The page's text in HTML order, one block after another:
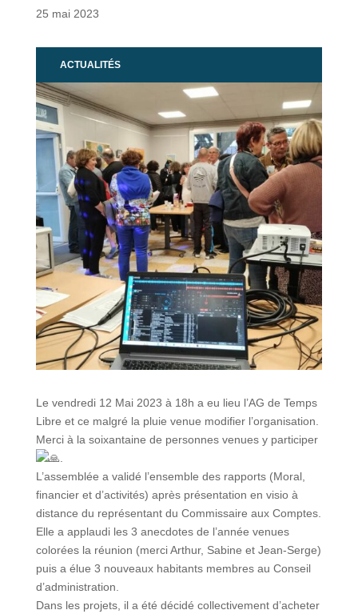
25 mai 2023
ACTUALITÉS
Le vendredi 12 Mai 2023 à 18h a eu lieu l’AG de Temps
Libre et ce malgré la pluie venue modifier l’organisation.
Merci à la soixantaine de personnes venues y participer
L’assemblée a validé l’ensemble des rapports (Moral,
financier et d’activités) après présentation en visio à
distance du représentant du Commissaire aux Comptes.
Elle a applaudi les 3 anecdotes de l’année venues
colorées la réunion (merci Arthur, Sabine et Jean-Serge)
puis a élue 3 nouveaux habitants membres au Conseil
d’administration.
Dans les projets, il a été décidé collectivement d’acheter